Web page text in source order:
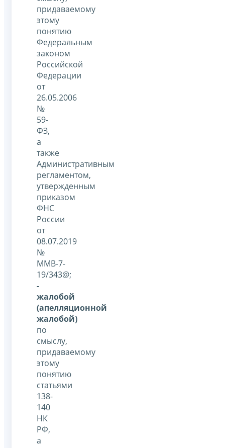
придаваемому
этому
понятию
Федеральным
законом
Российской
Федерации
от
26.05.2006
№
59-
ФЗ,
а
также
Административным
регламентом,
утвержденным
приказом
ФНС
России
от
08.07.2019
№
ММВ-7-
19/343@;
-
жалобой
(апелляционной
жалобой)
по
смыслу,
придаваемому
этому
понятию
статьями
138-
140
НК
РФ,
а